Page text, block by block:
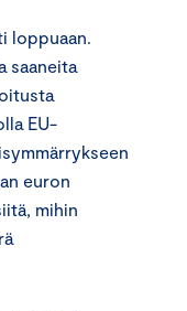
loppuaan.
saaneita
EU-
euron
mihin